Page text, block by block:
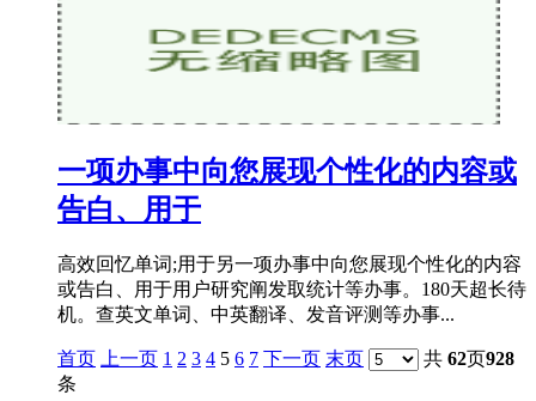
一项办事中向您展现个性化的内容或
告白、用于
高效回忆单词;用于另一项办事中向您展现个性化的内容
或告白、用于用户研究阐发取统计等办事。180天超长待
机。查英文单词、中英翻译、发音评测等办事...
首页 上一页 1 2 3 4 5 6 7 下一页 末页 共 62页928
条